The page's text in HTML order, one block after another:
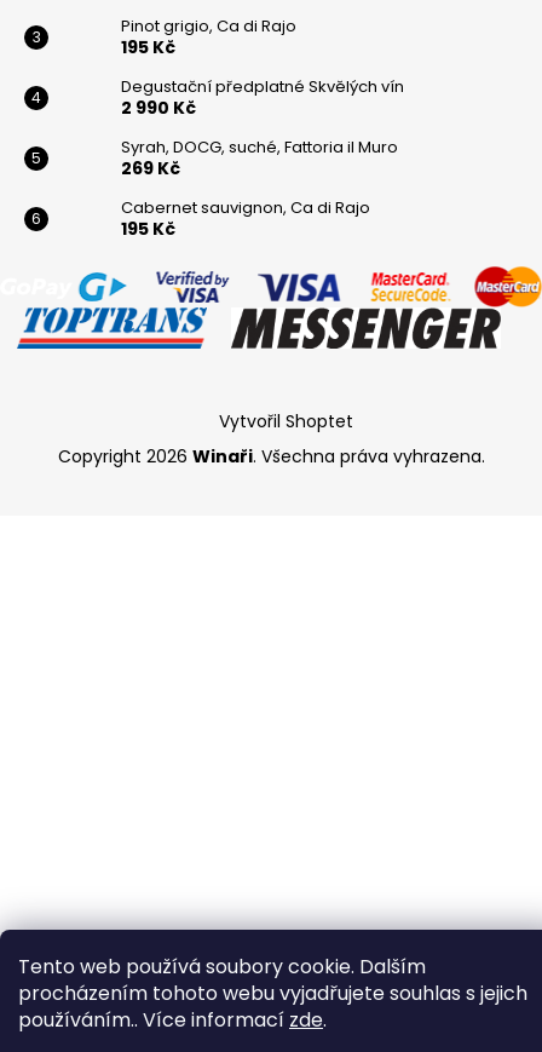
Tento web používá soubory cookie. Dalším
procházením tohoto webu vyjadřujete souhlas s jejich
používáním.. Více informací zde.
Pinot grigio, Ca di Rajo
195 Kč
Degustační předplatné Skvělých vín
2 990 Kč
Syrah, DOCG, suché, Fattoria il Muro
269 Kč
Cabernet sauvignon, Ca di Rajo
195 Kč
Vytvořil Shoptet
Copyright 2026 Winaři. Všechna práva vyhrazena.